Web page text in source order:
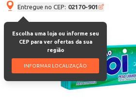
Entregue no CEP: 02170-901
Escolha uma loja ou informe seu
CEP para ver ofertas da sua
região
INFORMAR LOCALIZAÇÃO